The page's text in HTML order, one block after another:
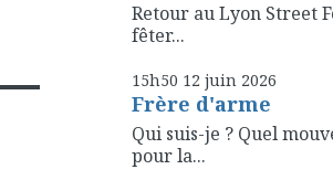
Retour au Lyon Street
fêter...
15h50 12 juin 2026
Frère d'arme
Qui suis-je ? Quel
pour la...